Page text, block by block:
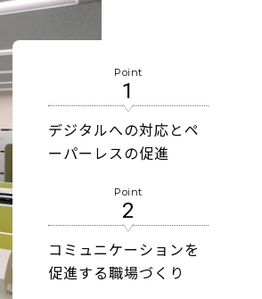
Point
1
デジタルへの対応とペ
ーパーレスの促進
Point
2
コミュニケーションを
促進する職場づくり